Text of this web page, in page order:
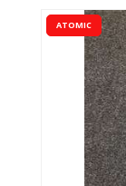
ATOMIC